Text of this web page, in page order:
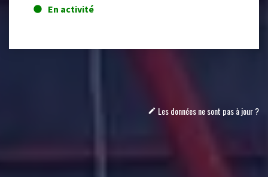
lens En activité
mode_edit Les données ne sont pas à jour ?